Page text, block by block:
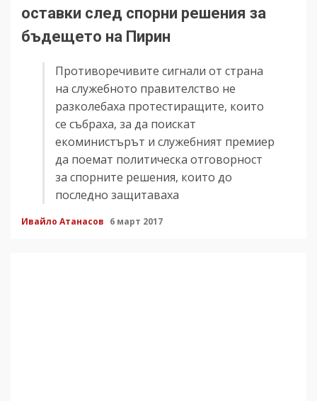
оставки след спорни решения за
бъдещето на Пирин
Противоречивите сигнали от страна
на служебното правителство не
разколебаха протестиращите, които
се събраха, за да поискат
екоминистърът и служебният премиер
да поемат политическа отговорност
за спорните решения, които до
последно защитаваха
Ивайло Атанасов 6 март 2017